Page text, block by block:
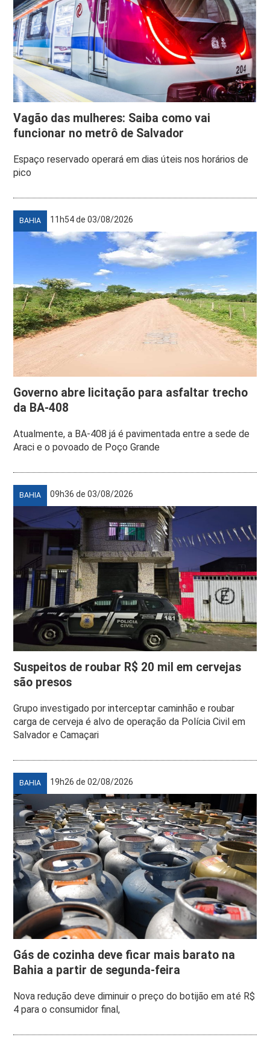
Vagão das mulheres: Saiba como vai
funcionar no metrô de Salvador
Espaço reservado operará em dias úteis nos horários de
pico
BAHIA 11h54 de 03/08/2026
Governo abre licitação para asfaltar trecho
da BA-408
Atualmente, a BA-408 já é pavimentada entre a sede de
Araci e o povoado de Poço Grande
BAHIA 09h36 de 03/08/2026
Suspeitos de roubar R$ 20 mil em cervejas
são presos
Grupo investigado por interceptar caminhão e roubar
carga de cerveja é alvo de operação da Polícia Civil em
Salvador e Camaçari
BAHIA 19h26 de 02/08/2026
Gás de cozinha deve ficar mais barato na
Bahia a partir de segunda-feira
Nova redução deve diminuir o preço do botijão em até R$
4 para o consumidor final,